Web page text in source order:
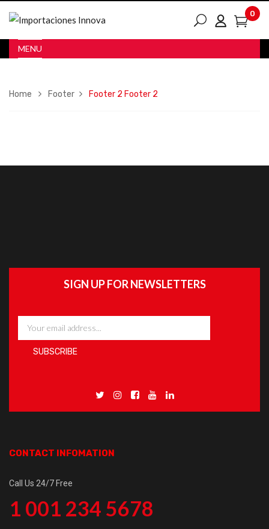
0
MENU
Home Footer Footer 2 Footer 2
SIGN UP FOR NEWSLETTERS
CONTACT INFOMATION
Call Us 24/7 Free
1 001 234 5678